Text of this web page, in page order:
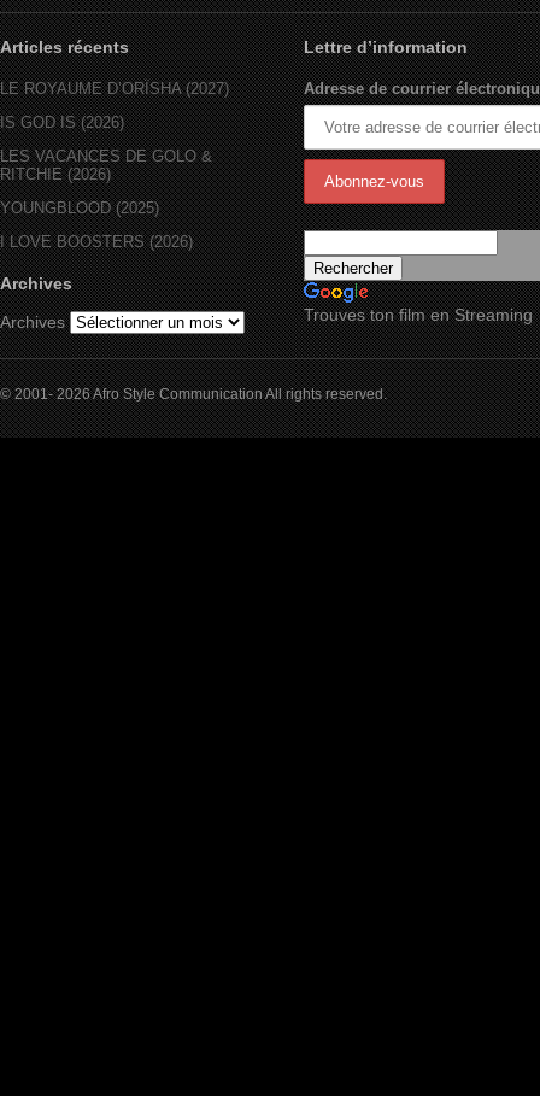
Articles récents
LE ROYAUME D’ORÏSHA (2027)
IS GOD IS (2026)
LES VACANCES DE GOLO &
RITCHIE (2026)
YOUNGBLOOD (2025)
I LOVE BOOSTERS (2026)
Archives
Archives
Lettre d’information
Adresse de courrier
Trouves ton film en Streaming
© 2001- 2026 Afro Style Communication All rights reserved.